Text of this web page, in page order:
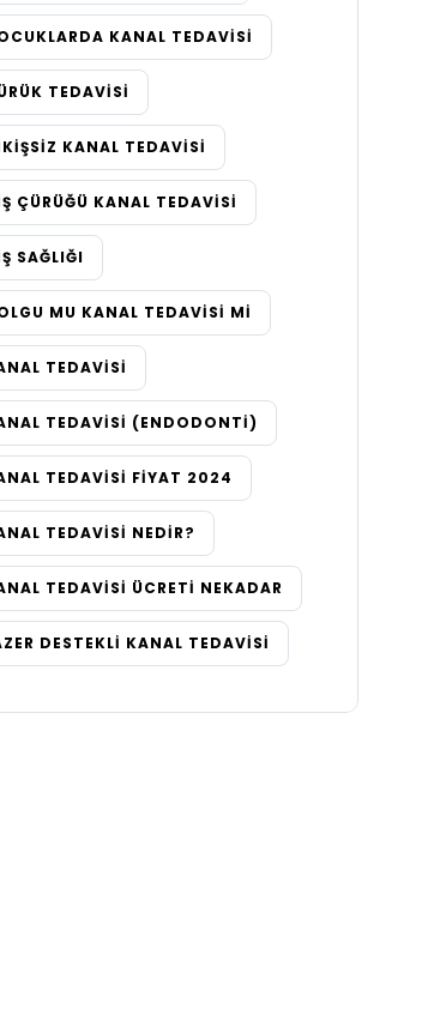
KANAL TEDAVISI
TEDAVISI
KANAL TEDAVISI
ÇÜRÜĞÜ KANAL TEDAVISI
SAĞLIĞI
MU KANAL TEDAVISI MI
TEDAVISI
TEDAVISI (ENDODONTI)
TEDAVISI FIYAT 2024
TEDAVISI NEDIR?
TEDAVISI ÜCRETI NEKADAR
DESTEKLI KANAL TEDAVISI